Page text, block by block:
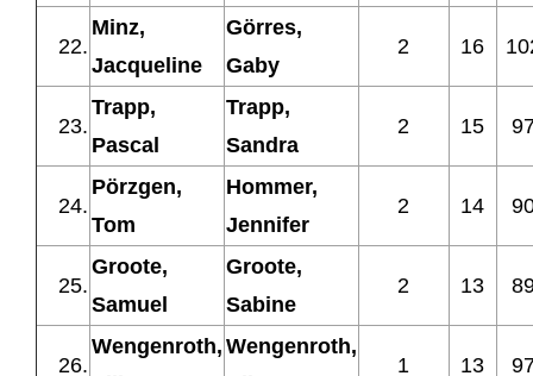
22.
Minz,
Jacqueline
Görres,
Gaby
2 16
23.
Trapp,
Pascal
Trapp,
Sandra
2 15
24.
Pörzgen,
Tom
Hommer,
Jennifer
2 14
25.
Groote,
Samuel
Groote,
Sabine
2 13
26.
Wengenroth, Wengenroth,
1 13